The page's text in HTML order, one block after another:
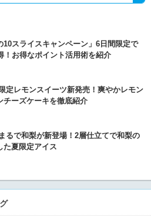
10スライスキャンペーン」6日間限定で
！お得なポイント活用術を紹介
定レモンスイーツ新発売！爽やかレモン
チーズケーキを徹底紹介
るで和梨が新登場！2層仕立てで和梨の
た夏限定アイス